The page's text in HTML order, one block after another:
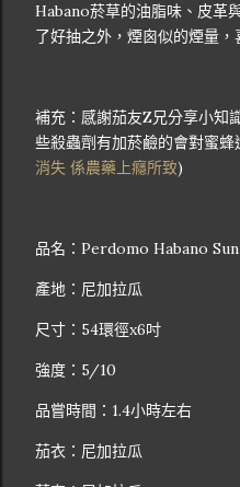
Habano菸草的油脂味、皮革
了好抽之外，煙囪似的煙量，
補充：感謝茄友Z兄分享小知
些殺蟲劑有加菸鹼的會對蜜蜂
消失 係農藥上癮所致)
品名：Perdomo Habano
產地：尼加拉瓜
尺寸：54環徑x6吋
強度：5/10
品嘗時間：1.4小時左右
茄衣：尼加拉瓜